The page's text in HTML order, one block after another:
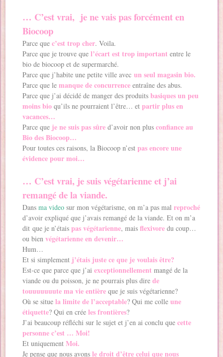
… C’est vrai, je ne vais pas forcément en
Biocoop
Parce quec’est trop cher. Voila.
Parce que je trouve quel’écart est trop important entre le
bio de biocoop et de supermarché.
Parce que j’habite une petite ville avecun seul magasin bio.
Parce que le manque de concurrence entraîne des abus.
Parce que j’ai décidé de manger des produits basiques un peu
moins bio qu’ils ne pourraient l’être… etpartir plus en
vacances…
Parce que je ne suis pas sûre d’avoir non plusconfiance au
Bio des Biocoop…
Pour toutes ces raisons, la Biocoop n’estpas encore une
évidence pour moi…
… C’est vrai, je suis végétarienne et j’ai
remangé de la viande.
Dansma videosur mon végétarisme, on m’a pas mal reproché
d’avoir expliqué que j’avais remangé de la viande. Et on m’a
dit que je n’étaispas végétarienne, maisflexivore du coup…
ou bienvégétarienne en devenir…
Hum…
Et si simplement j’étais juste ce que je voulais être?
Est-ce que parce que j’aiexceptionnellement mangé de la
viande ou du poisson, je ne pourrais plus dire de
touuuuuuute ma vie entière que je suis végétarienne?
Où se situela limite de l’acceptable? Qui me colleune
étiquette? Qui en crée les frontières?
J’ai beaucoup réfléchi sur le sujet et j’en ai conclu quecette
personne c’est … Moi!
Et uniquementMoi.
Je pense que nous avonsle droit d’être celui que nous